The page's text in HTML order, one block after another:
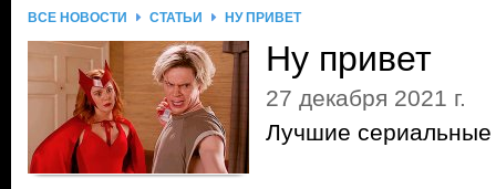
ВСЕ НОВОСТИ СТАТЬИ НУ ПРИВЕТ
Ну привет
27 декабря 2021 г.
Лучшие сериальные